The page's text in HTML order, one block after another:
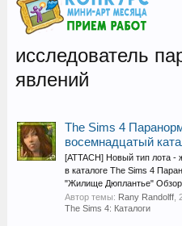
исследователь
явлений
The Sims 4
восемнадцатый
[ATTACH] Новый тип лота -
в каталоге The Sims 4
"Жилище Дюплантье"
Автор темы: Rany Randolff,
The Sims 4: Каталоги